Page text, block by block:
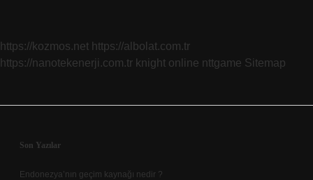
https://kozmos.net https://albolat.com.tr
https://nanotekenerji.com.tr knight online nttgame Sitemap
Sidebar
Son Yazılar
Endonezya’nın geçim kaynağı nedir ?